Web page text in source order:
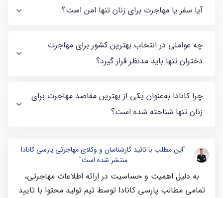
آیا سفر یا مهاجرت برای زنان تنها امن است؟
چه عواملی در انتخاب بهترین کشور برای مهاجرت
دختران تنها باید مدنظر قرار گیرد؟
چرا کانادا به‌عنوان یکی از بهترین مقاصد مهاجرت برای
زنان تنها شناخته شده است؟
"این مطلب با تائید کارشناسان و وکلای مهاجرتی پارسی کانادا
منتشر شده است"
به دلیل اهمیت و حساسیت در ارائه اطلاعات مهاجرتی،
تمامی مطالب پارسی کانادا توسط تیم تولید محتوا با تایید